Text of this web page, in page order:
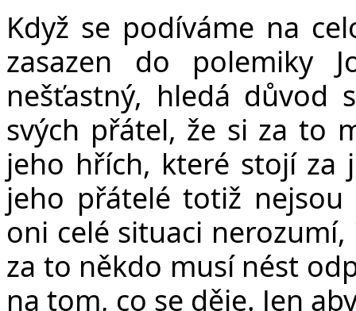
Když se podíváme na
zasazen do polemiky
nešťastný, hledá důvod
svých přátel, že si za to
jeho hřích, které stojí za
jeho přátelé totiž
oni celé situaci
za to někdo musí nést
na tom, co se děje. Jen